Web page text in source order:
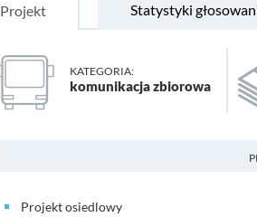
Projekt Statystyki
KATEGORIA:
komunikacja zbiorowa
Projekt osiedlowy